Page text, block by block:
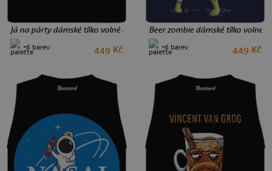
Já na párty dámské tílko volné Black
+6 barev 449 Kč
Beer zombie dámské tílko volné
+6 barev 449 Kč